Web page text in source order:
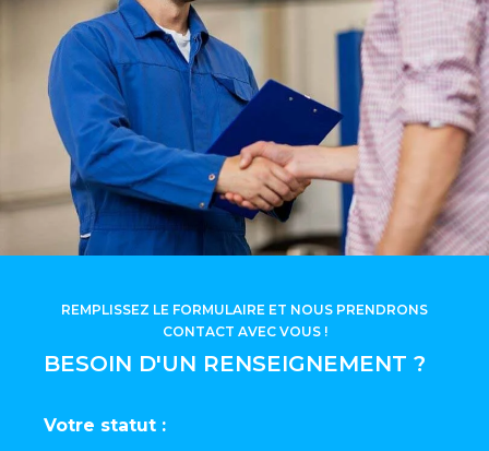
BESOIN D'UN RENSEIGNEMENT ?
REMPLISSEZ LE FORMULAIRE ET NOUS PRENDRONS
CONTACT AVEC VOUS !
Votre statut